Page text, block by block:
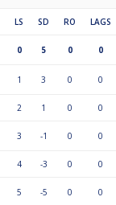
LS SD RO LAGS
0 5 0 0
1 3 0 0
2 1 0 0
3 -1 0 0
4 -3 0 0
5 -5 0 0